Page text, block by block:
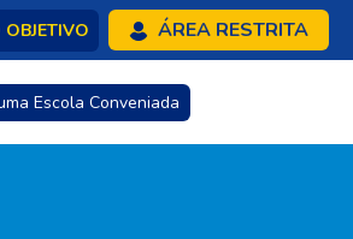
ÁREA RESTRITA
Escola Conveniada